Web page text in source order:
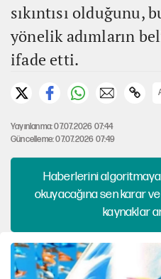
sıkıntısı olduğunu,
yönelik adımların
ifade etti.
Yayınlanma: 07.07.2026 07:44
Güncelleme: 07.07.2026 07:49
Haberlerini algoritmaya
okuyacağına sen karar
kaynaklar